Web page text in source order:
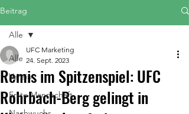
Beitrag
Alle
Verein
Erste Mannschaft
Alle
Remis im Spitzenspiel: UFC
Rohrbach-Berg gelingt in
UFC Marketing
24. Sept. 2023